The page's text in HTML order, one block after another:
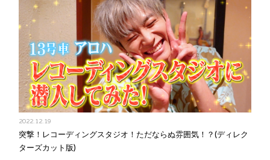
2022.12.19
突撃！レコーディングスタジオ！ただならぬ雰囲気！？(ディレク
ターズカット版)